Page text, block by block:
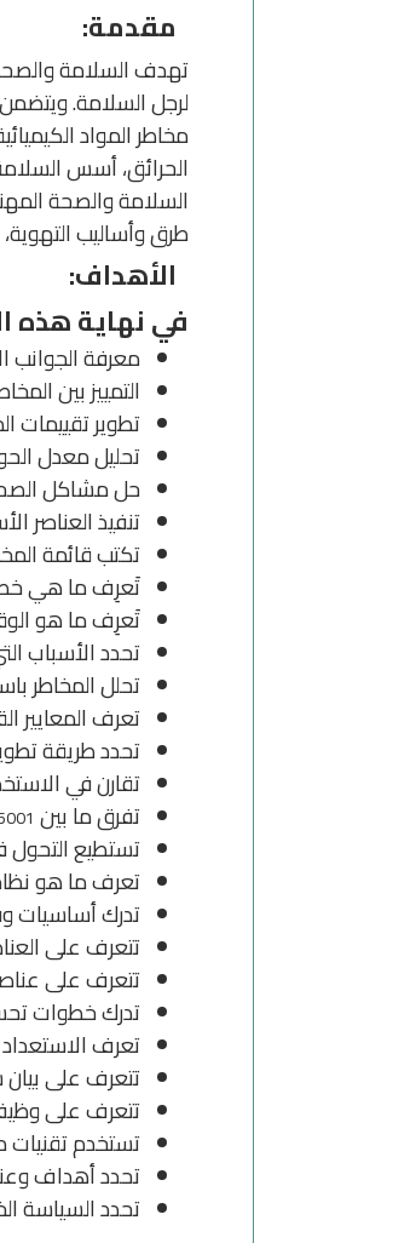
مقدمة:
تهدف السلامة والصحة
لرجل السلامة.
مخاطر المواد
الحرائق، أسس
السلامة والصحة
طرق وأساليب
الأهداف:
في نهاية هذه
معرفة الجوانب
التمييز بين
تطوير تقييمات
تحليل معدل
حل مشاكل
تنفيذ العناصر
تكتب قائمة
تَعرِف ما هي
تَعرِف ما هو
تحدد الأسباب
تحلل المخاطر
تعرف المعايير
تحدد طريقة
تقارن في
تفرق ما بين
تستطيع
تعرف ما هو
تدرك أساسيات
تتعرف على
تتعرف على
تدرك خطوات
تعرف
تتعرف على
تتعرف على
تستخدم
تحدد أهداف
تحدد السياسة